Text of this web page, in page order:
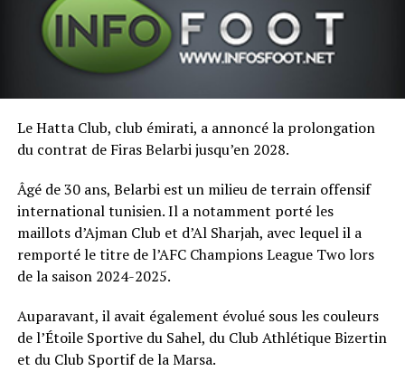
Le Hatta Club, club émirati, a annoncé la prolongation
du contrat de Firas Belarbi jusqu’en 2028.
Âgé de 30 ans, Belarbi est un milieu de terrain offensif
international tunisien. Il a notamment porté les
maillots d’Ajman Club et d’Al Sharjah, avec lequel il a
remporté le titre de l’AFC Champions League Two lors
de la saison 2024-2025.
Auparavant, il avait également évolué sous les couleurs
de l’Étoile Sportive du Sahel, du Club Athlétique Bizertin
et du Club Sportif de la Marsa.